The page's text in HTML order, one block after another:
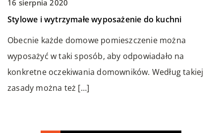
13 kwietnia 2022
Basen – jak o niego dbać?
Dbanie o basen nie musi być przykrym obowiązkiem.
Higiena i bezpieczeństwo są kluczowe, ale są też
sposoby, aby ułatwić sobie […]
16 sierpnia 2020
Stylowe i wytrzymałe wyposażenie do kuchni
Obecnie każde domowe pomieszczenie można
wyposażyć w taki sposób, aby odpowiadało na
konkretne oczekiwania domowników. Według takiej
zasady można też […]